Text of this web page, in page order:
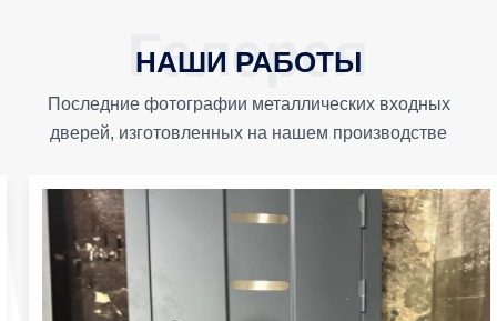
НАШИ РАБОТЫ
Последние фотографии металлических входных
дверей, изготовленных на нашем производстве